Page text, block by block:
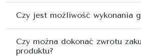
Czy jest możliwość wykonania
Czy można dokonać zwrotu
produktu?